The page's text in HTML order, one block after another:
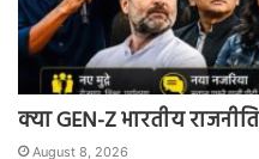
क्या GEN-Z भारतीय
August 8, 2026